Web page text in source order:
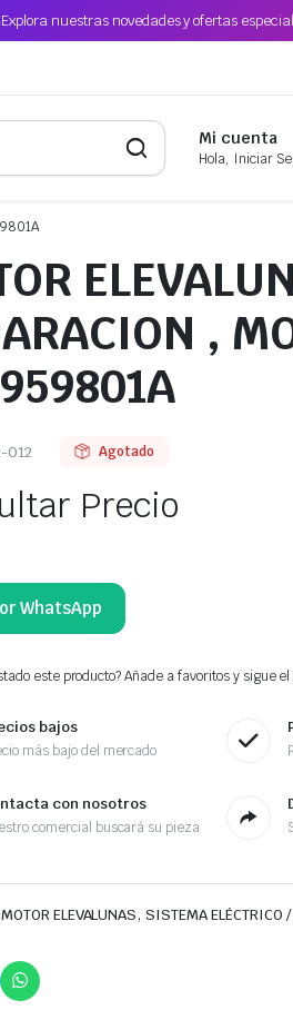
¡Explora nuestras novedades y ofertas
Mi cuenta
Hola, Iniciar
,
012 Agotado
Precio
WhatsApp
este producto? Añade a favoritos y sigue
bajos
más bajo del mercado
con nosotros
comercial buscará su pieza
MOTOR ELEVALUNAS, SISTEMA ELÉCTRICO